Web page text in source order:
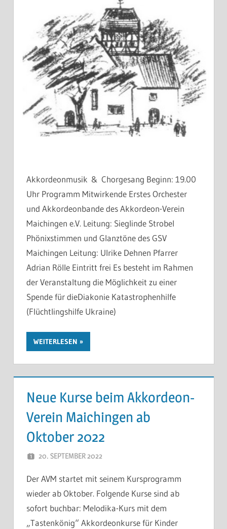
Akkordeonmusik & Chorgesang Beginn: 19.00
Uhr Programm Mitwirkende Erstes Orchester
und Akkordeonbande des Akkordeon-Verein
Maichingen e.V. Leitung: Sieglinde Strobel
Phönixstimmen und Glanztöne des GSV
Maichingen Leitung: Ulrike Dehnen Pfarrer
Adrian Rölle Eintritt frei Es besteht im Rahmen
der Veranstaltung die Möglichkeit zu einer
Spende für dieDiakonie Katastrophenhilfe
(Flüchtlingshilfe Ukraine)
WEITERLESEN
Neue Kurse beim Akkordeon-
Verein Maichingen ab
Oktober 2022
20. SEPTEMBER 2022
Der AVM startet mit seinem Kursprogramm
wieder ab Oktober. Folgende Kurse sind ab
sofort buchbar: Melodika-Kurs mit dem
„Tastenkönig“ Akkordeonkurse für Kinder